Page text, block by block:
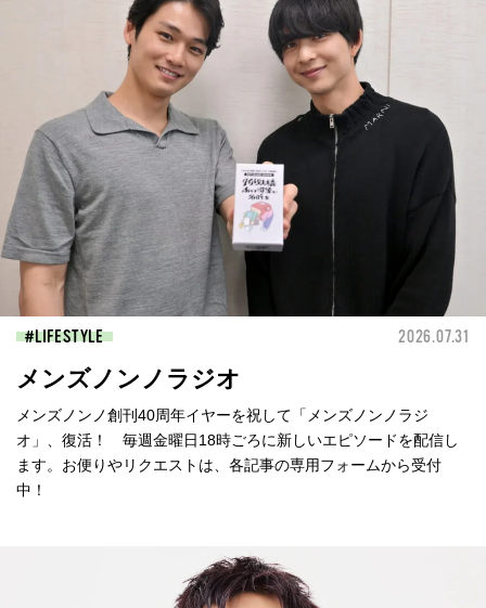
LIFESTYLE 2026.07.31
メンズノンノラジオ
メンズノンノ創刊40周年イヤーを祝して「メンズノンノラジ
オ」、復活！ 毎週金曜日18時ごろに新しいエピソードを配信し
ます。お便りやリクエストは、各記事の専用フォームから受付
中！